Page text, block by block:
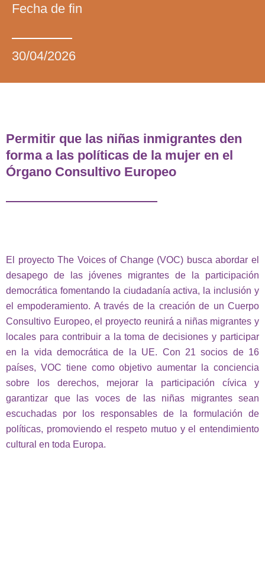
Fecha de fin
30/04/2026
Permitir que las niñas inmigrantes den
forma a las políticas de la mujer en el
Órgano Consultivo Europeo
El proyecto The Voices of Change (VOC) busca abordar el
desapego de las jóvenes migrantes de la participación
democrática fomentando la ciudadanía activa, la inclusión y
el empoderamiento. A través de la creación de un Cuerpo
Consultivo Europeo, el proyecto reunirá a niñas migrantes y
locales para contribuir a la toma de decisiones y participar
en la vida democrática de la UE. Con 21 socios de 16
países, VOC tiene como objetivo aumentar la conciencia
sobre los derechos, mejorar la participación cívica y
garantizar que las voces de las niñas migrantes sean
escuchadas por los responsables de la formulación de
políticas, promoviendo el respeto mutuo y el entendimiento
cultural en toda Europa.